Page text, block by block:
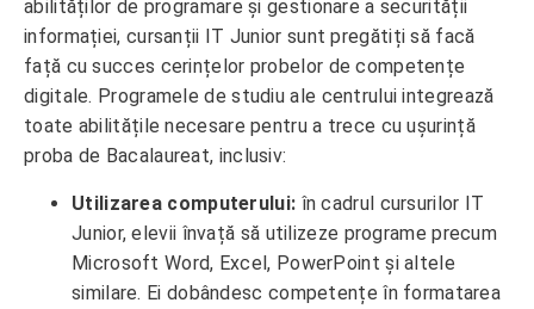
abilităților de programare și gestionare a securității
informației, cursanții IT Junior sunt pregătiți să facă
față cu succes cerințelor probelor de competențe
digitale. Programele de studiu ale centrului integrează
toate abilitățile necesare pentru a trece cu ușurință
proba de Bacalaureat, inclusiv:
Utilizarea computerului: în cadrul cursurilor IT
Junior, elevii învață să utilizeze programe precum
Microsoft Word, Excel, PowerPoint și altele
similare. Ei dobândesc competențe în formatarea